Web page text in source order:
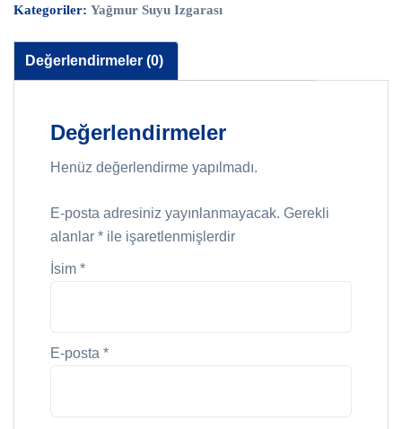
Kategoriler: Yağmur Suyu Izgarası
Değerlendirmeler (0)
Değerlendirmeler
Henüz değerlendirme yapılmadı.
E-posta adresiniz yayınlanmayacak. Gerekli
alanlar * ile işaretlenmişlerdir
İsim *
E-posta *